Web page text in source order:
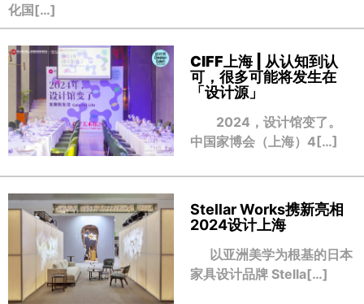
化国[…]
CIFF上海 | 从认知到认
可，很多可能将发生在
「设计源」
2024，设计馆变了。
中国家博会（上海）4[…]
Stellar Works携新亮相
2024设计上海
以亚洲美学为根基的日本
家具设计品牌 Stella[…]